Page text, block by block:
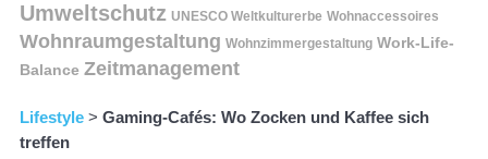
Umweltschutz UNESCO Weltkulturerbe Wohnaccessoires
Wohnraumgestaltung Wohnzimmergestaltung Work-Life-
Balance Zeitmanagement
Lifestyle > Gaming-Cafés: Wo Zocken und Kaffee sich
treffen